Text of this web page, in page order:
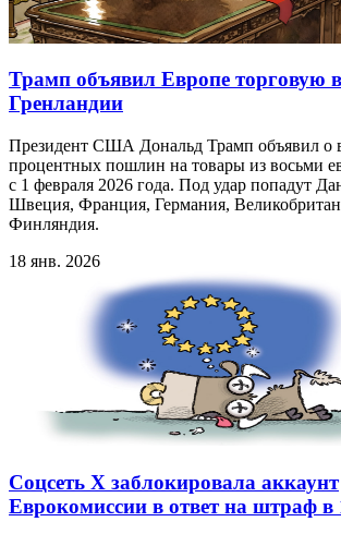
Трамп объявил Европе торговую
Гренландии
Президент США Дональд Трамп объявил о
процентных пошлин на товары из восьми
с 1 февраля 2026 года. Под удар попадут
Швеция, Франция, Германия,
Финляндия.
18 янв. 2026
Соцсеть X заблокировала аккаунт
Еврокомиссии в ответ на штраф в